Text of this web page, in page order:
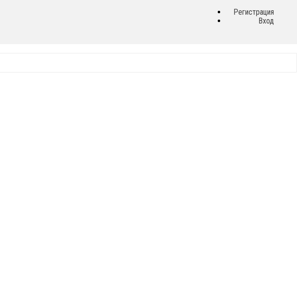
Регистрация
Вход